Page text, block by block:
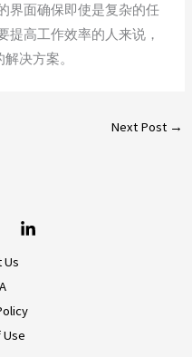
界面确保即使是复杂的任
提高工作效率的人来说，
决方案。
Next Post →
Us
Use